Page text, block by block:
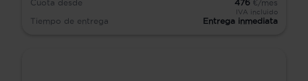
Cuota desde
476 €/mes
IVA incluido
Tiempo de entrega Entrega inmediata